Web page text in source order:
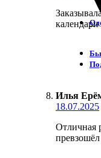
календари
Илья
18.07.2025
Отличная